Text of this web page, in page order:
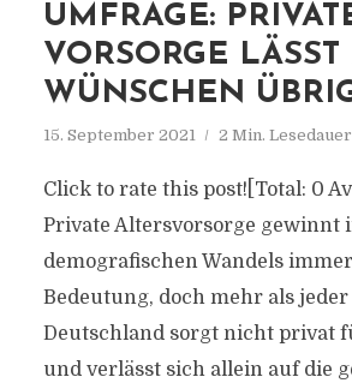
UMFRAGE:
VORSORGE LÄSST
WÜNSCHEN
15. September 2021 2 Min. Lesedauer
Click to rate this post![Total: 0
Private Altersvorsorge gewinnt
demografischen Wandels
Bedeutung, doch mehr als
Deutschland sorgt nicht privat
und verlässt sich allein auf die